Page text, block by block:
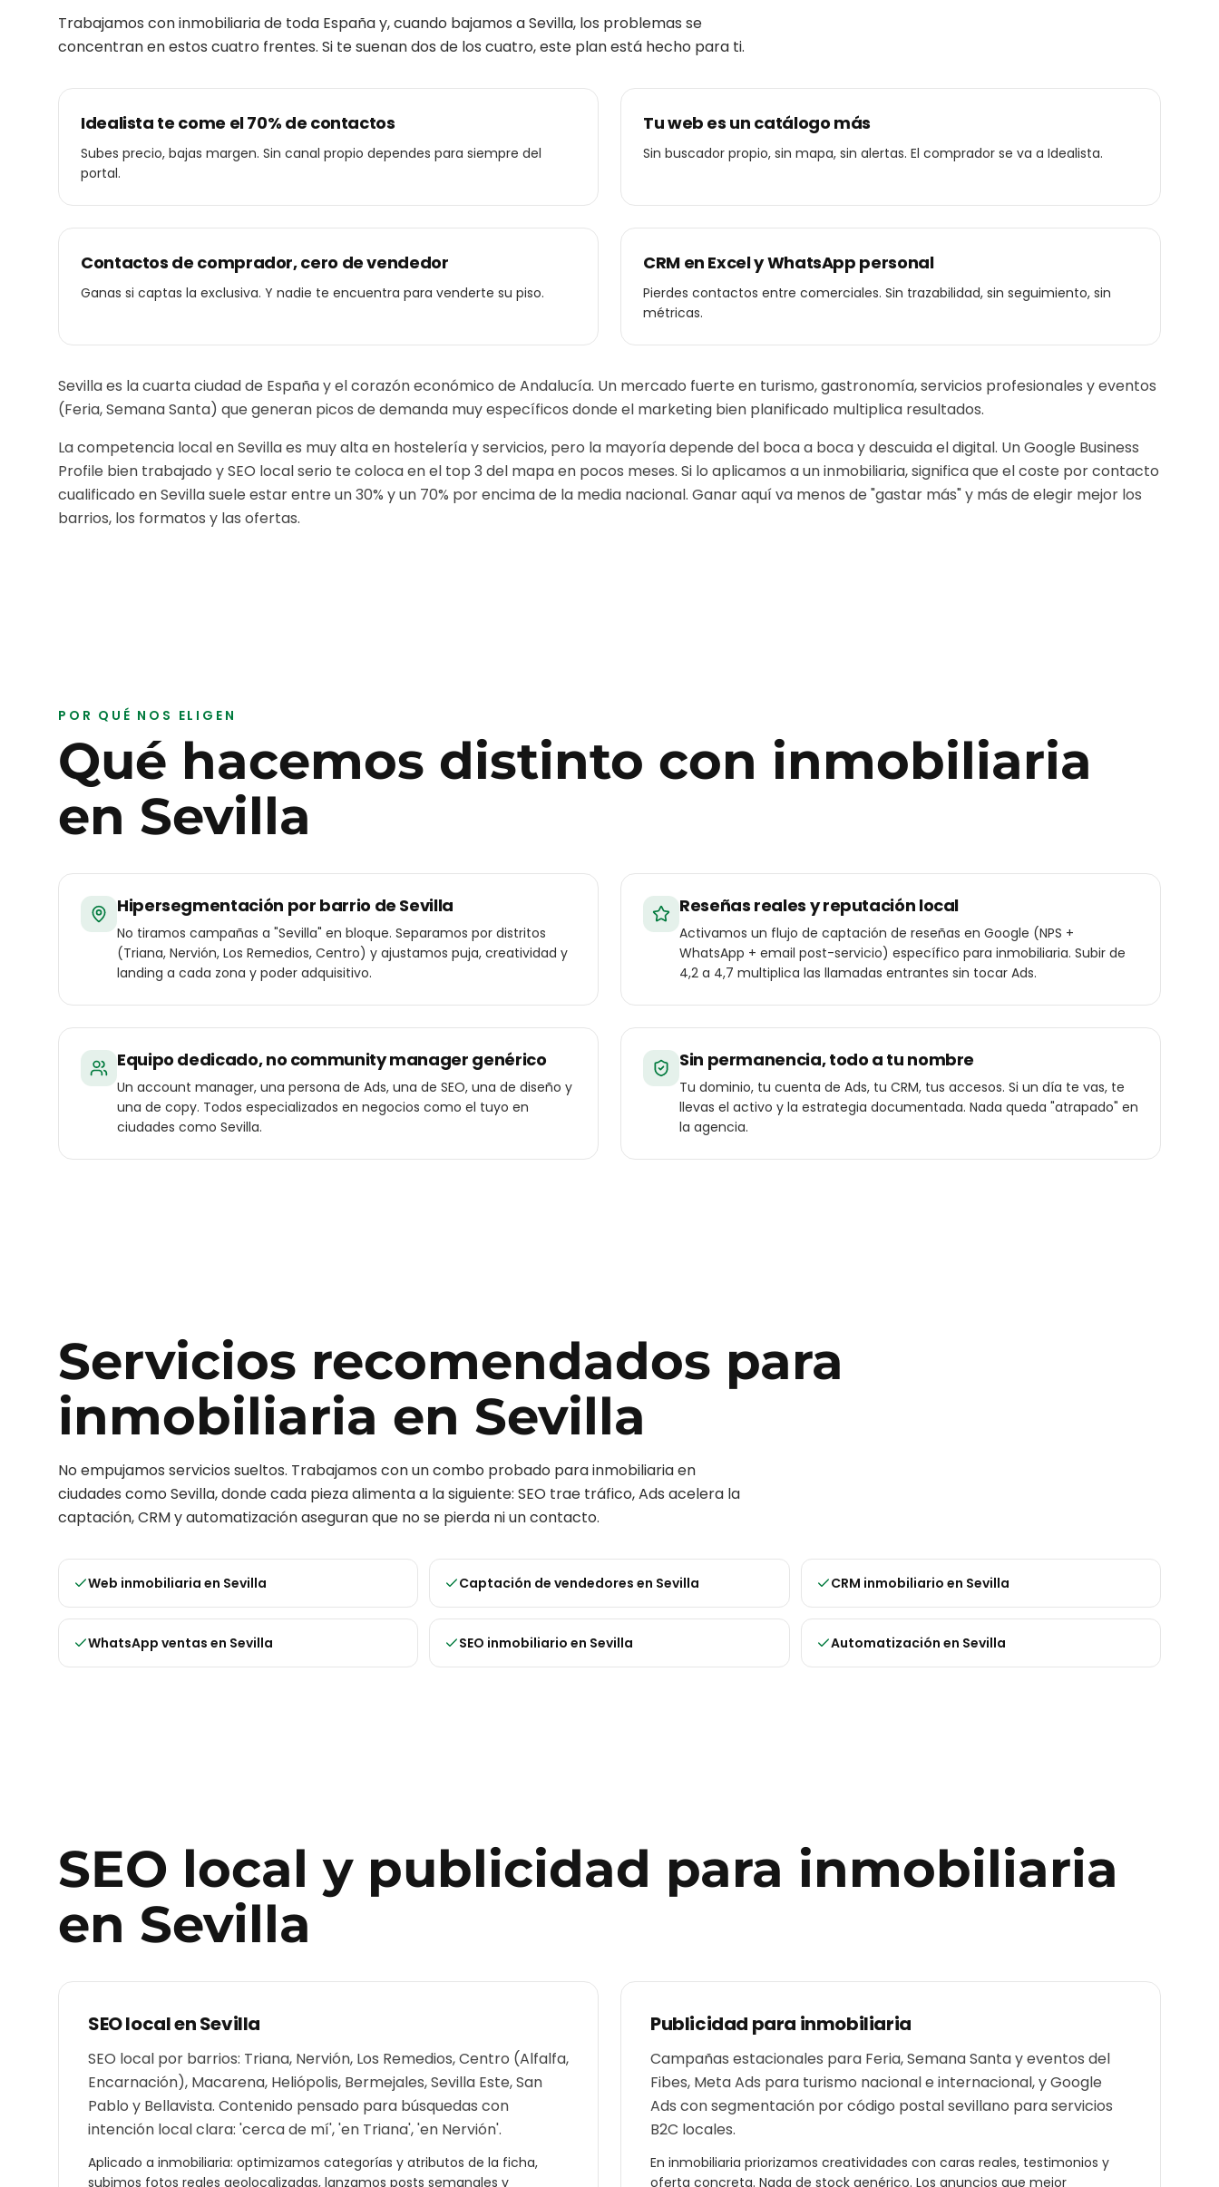
Trabajamos coninmobiliariade toda España y, cuando bajamos aSevilla, los problemas se
concentran en estos cuatro frentes. Si te suenan dos de los cuatro, este plan está hecho para ti.
Idealista te come el 70% de contactos
Subes precio, bajas margen. Sin canal propio dependes para siempre del
portal.
Tu web es un catálogo más
Sin buscador propio, sin mapa, sin alertas. El comprador se va a Idealista.
Contactos de comprador, cero de vendedor
Ganas si captas la exclusiva. Y nadie te encuentra para venderte su piso.
CRM en Excel y WhatsApp personal
Pierdes contactos entre comerciales. Sin trazabilidad, sin seguimiento, sin
métricas.
Sevilla es la cuarta ciudad de España y el corazón económico de Andalucía. Un mercado fuerte en turismo, gastronomía, servicios profesionales y eventos
(Feria, Semana Santa) que generan picos de demanda muy específicos donde el marketing bien planificado multiplica resultados.
La competencia local en Sevilla es muy alta en hostelería y servicios, pero la mayoría depende del boca a boca y descuida el digital. Un Google Business
Profile bien trabajado y SEO local serio te coloca en el top 3 del mapa en pocos meses. Si lo aplicamos a uninmobiliaria, significa que el coste por contacto
cualificado enSevillasuele estar entre un 30% y un 70% por encima de la media nacional. Ganar aquí va menos de "gastar más" y más de elegir mejor los
barrios, los formatos y las ofertas.
POR QUÉ NOS ELIGEN
Qué hacemos distinto con inmobiliaria
en Sevilla
Hipersegmentación por barrio de Sevilla
No tiramos campañas a "Sevilla" en bloque. Separamos por distritos
(Triana, Nervión, Los Remedios, Centro) y ajustamos puja, creatividad y
landing a cada zona y poder adquisitivo.
Reseñas reales y reputación local
Activamos un flujo de captación de reseñas en Google (NPS +
WhatsApp + email post-servicio) específico para inmobiliaria. Subir de
4,2 a 4,7 multiplica las llamadas entrantes sin tocar Ads.
Equipo dedicado, no community manager genérico
Un account manager, una persona de Ads, una de SEO, una de diseño y
una de copy. Todos especializados en negocios como el tuyo en
ciudades como Sevilla.
Sin permanencia, todo a tu nombre
Tu dominio, tu cuenta de Ads, tu CRM, tus accesos. Si un día te vas, te
llevas el activo y la estrategia documentada. Nada queda "atrapado" en
la agencia.
Servicios recomendados para
inmobiliaria en Sevilla
No empujamos servicios sueltos. Trabajamos con un combo probado parainmobiliariaen
ciudades como Sevilla, donde cada pieza alimenta a la siguiente: SEO trae tráfico, Ads acelera la
captación, CRM y automatización aseguran que no se pierda ni un contacto.
Web inmobiliaria en Sevilla Captación de vendedores en Sevilla CRM inmobiliario en Sevilla
WhatsApp ventas en Sevilla SEO inmobiliario en Sevilla Automatización en Sevilla
SEO local y publicidad para inmobiliaria
en Sevilla
SEO local enSevilla
SEO local por barrios: Triana, Nervión, Los Remedios, Centro (Alfalfa,
Encarnación), Macarena, Heliópolis, Bermejales, Sevilla Este, San
Pablo y Bellavista. Contenido pensado para búsquedas con
intención local clara: 'cerca de mí', 'en Triana', 'en Nervión'.
Aplicado a inmobiliaria: optimizamos categorías y atributos de la ficha,
subimos fotos reales geolocalizadas, lanzamos posts semanales y
Publicidad para inmobiliaria
Campañas estacionales para Feria, Semana Santa y eventos del
Fibes, Meta Ads para turismo nacional e internacional, y Google
Ads con segmentación por código postal sevillano para servicios
B2C locales.
En inmobiliaria priorizamos creatividades con caras reales, testimonios y
oferta concreta. Nada de stock genérico. Los anuncios que mejor